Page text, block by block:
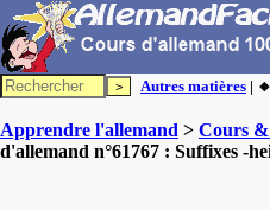
Autres matières | 🔸
Apprendre l'allemand > Cours &
d'allemand n°61767 : Suffixes -